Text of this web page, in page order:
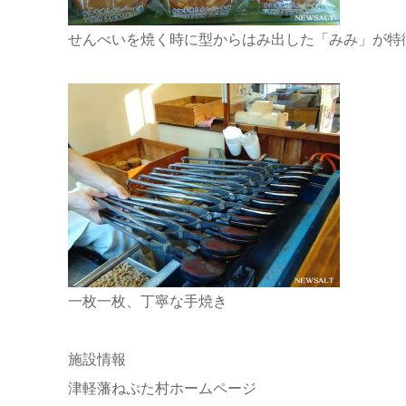
せんべいを焼く時に型からはみ出した「みみ」が特
一枚一枚、丁寧な手焼き
施設情報
津軽藩ねぷた村ホームページ